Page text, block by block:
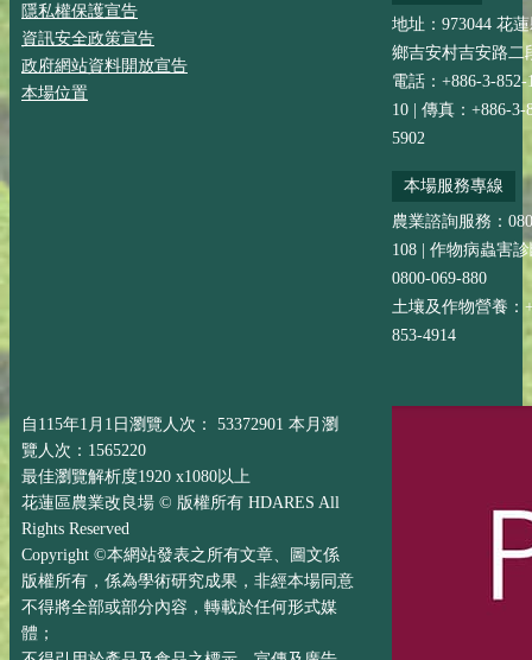
隱私權保護宣告
資訊安全政策宣告
政府網站資料開放宣告
本場位置
地址：973044 花
鄉吉安村吉安路二
電話：+886-3-852-
10 | 傳真：+886-3-
5902
本場服務專線
農業諮詢服務：
108 | 作物病蟲害
0800-069-880
土壤及作物營養：
853-4914
自115年1月1日瀏覽人次： 53372901 本月瀏
覽人次：1565220
最佳瀏覽解析度1920 x1080以上
花蓮區農業改良場 © 版權所有 HDARES All
Rights Reserved
Copyright ©本網站發表之所有文章、圖文係
版權所有，係為學術研究成果，非經本場同意
不得將全部或部分內容，轉載於任何形式媒
體；